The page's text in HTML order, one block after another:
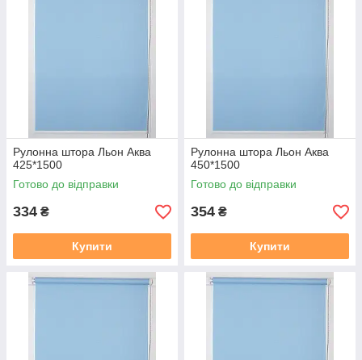
Рулонна штора Льон Аква
425*1500
Готово до відправки
334 ₴
Купити
Рулонна штора Льон Аква
450*1500
Готово до відправки
354 ₴
Купити